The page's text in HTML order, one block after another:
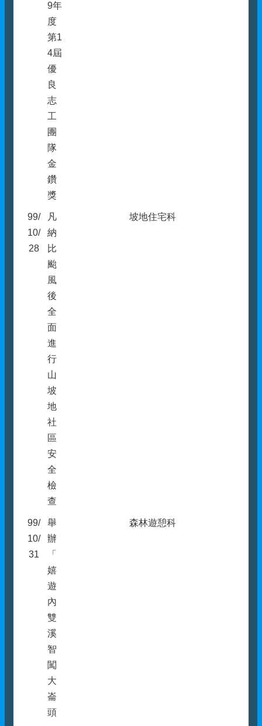
9年
度
第1
4屆
優
良
志
工
團
隊
金
鑽
獎
99/
10/
28
凡
納
比
颱
風
後
全
面
進
行
山
坡
地
社
區
安
全
檢
查
坡地住宅科
99/
10/
31
舉
辦
「
嬉
遊
內
雙
溪
智
闖
大
崙
頭
森林遊憩科